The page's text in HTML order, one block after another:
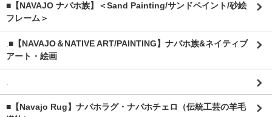
■【NAVAJO ナバホ族】＜Sand Painting/サンドペイント/砂絵
フレーム＞
.■【NAVAJO＆NATIVE ART/PAINTING】ナバホ族&ネイティブ
アート・絵画
.
■【Navajo Rug】ナバホラグ・ナバホチェロ（伝統工芸の羊毛